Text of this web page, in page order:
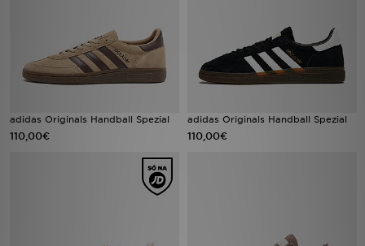
adidas Originals Handball Spezial
110,00€
adidas Originals Handball Spezial
110,00€